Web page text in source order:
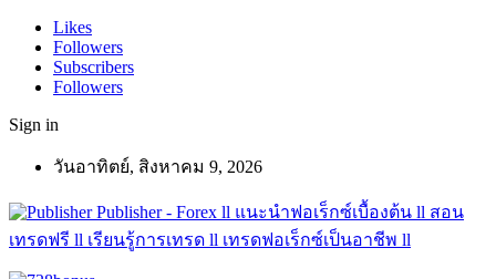
Likes
Followers
Subscribers
Followers
Sign in
วันอาทิตย์, สิงหาคม 9, 2026
Publisher - Forex ll แนะนำฟอเร็กซ์เบื้องต้น ll สอน
เทรดฟรี ll เรียนรู้การเทรด ll เทรดฟอเร็กซ์เป็นอาชีพ ll